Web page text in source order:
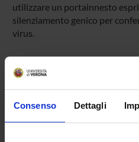
Consenso Dettagli
utilizzare un portainnesto
silenziamento genico per
virus.
ENTI FINANZIATORI:
Finanziamento:assegnato e
Programma:COFATENEO -